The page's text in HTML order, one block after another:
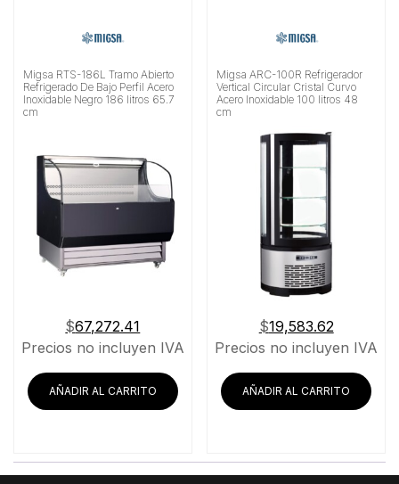
Migsa RTS-186L Tramo Abierto
Refrigerado De Bajo Perfil Acero
Inoxidable Negro 186 litros 65.7
cm
$67,272.41
Precios no incluyen IVA
AÑADIR AL CARRITO
Migsa ARC-100R Refrigerador
Vertical Circular Cristal Curvo
Acero Inoxidable 100 litros 48
cm
$19,583.62
Precios no incluyen IVA
AÑADIR AL CARRITO